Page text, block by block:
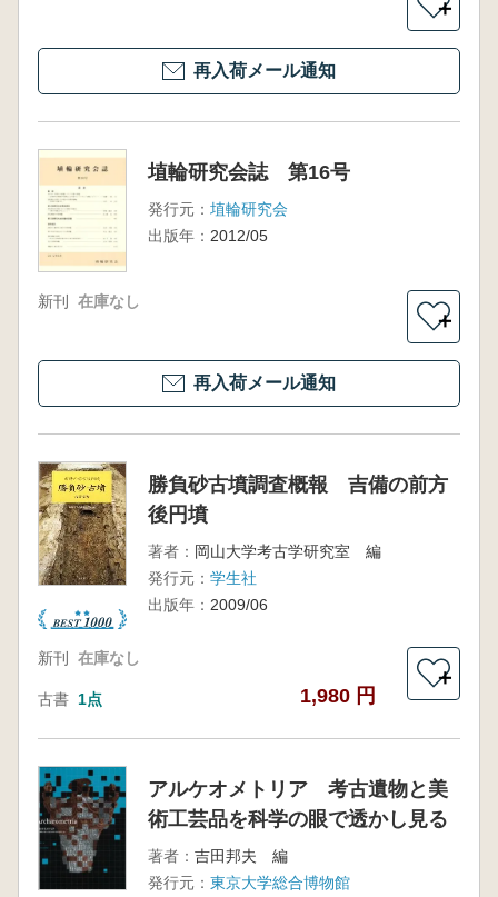
＋
再入荷メール通知
埴輪研究会誌 第16号
発行元： 埴輪研究会
出版年： 2012/05
新刊 在庫なし
＋
再入荷メール通知
勝負砂古墳調査概報 吉備の前方
後円墳
著者： 岡山大学考古学研究室 編
発行元： 学生社
出版年： 2009/06
新刊 在庫なし
古書 1点 1,980 円
＋
アルケオメトリア 考古遺物と美
術工芸品を科学の眼で透かし見る
著者： 吉田邦夫 編
発行元： 東京大学総合博物館